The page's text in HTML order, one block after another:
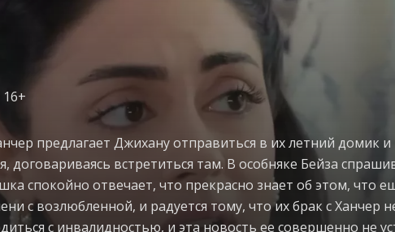
16+
предлагает Джихану отправиться в их летний домик
договариваясь встретиться там. В особняке Бейза
спокойно отвечает, что прекрасно знает об этом, что
с возлюбленной, и радуется тому, что их брак с Ханчер
с инвалидностью, и эта новость ее совершенно не